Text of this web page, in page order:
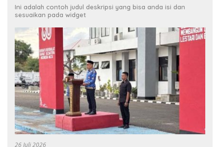
Ini adalah contoh judul deskripsi yang bisa anda isi dan
sesuaikan pada widget
26 Juli 2026